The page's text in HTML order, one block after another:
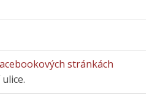
stránkách